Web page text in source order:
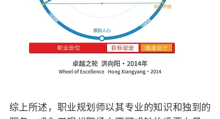
综上所述，职业规划师以其专业的知识和独到的